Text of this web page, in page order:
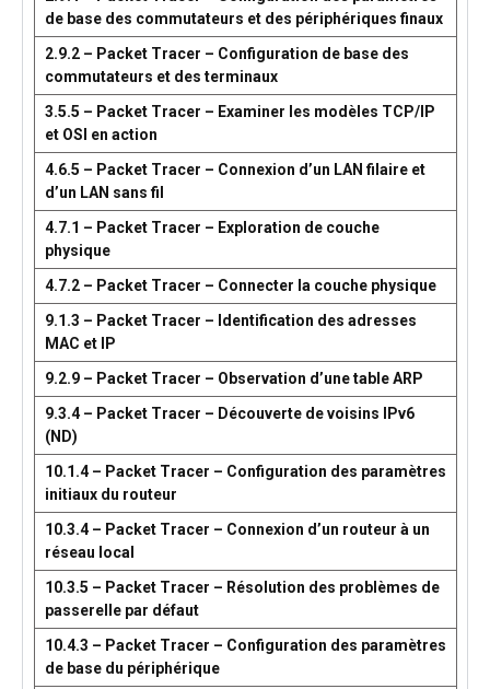
de base des commutateurs et des périphériques finaux
2.9.2 – Packet Tracer – Configuration de base des
commutateurs et des terminaux
3.5.5 – Packet Tracer – Examiner les modèles TCP/IP
et OSI en action
4.6.5 – Packet Tracer – Connexion d’un LAN filaire et
d’un LAN sans fil
4.7.1 – Packet Tracer – Exploration de couche
physique
4.7.2 – Packet Tracer – Connecter la couche physique
9.1.3 – Packet Tracer – Identification des adresses
MAC et IP
9.2.9 – Packet Tracer – Observation d’une table ARP
9.3.4 – Packet Tracer – Découverte de voisins IPv6
(ND)
10.1.4 – Packet Tracer – Configuration des paramètres
initiaux du routeur
10.3.4 – Packet Tracer – Connexion d’un routeur à un
réseau local
10.3.5 – Packet Tracer – Résolution des problèmes de
passerelle par défaut
10.4.3 – Packet Tracer – Configuration des paramètres
de base du périphérique